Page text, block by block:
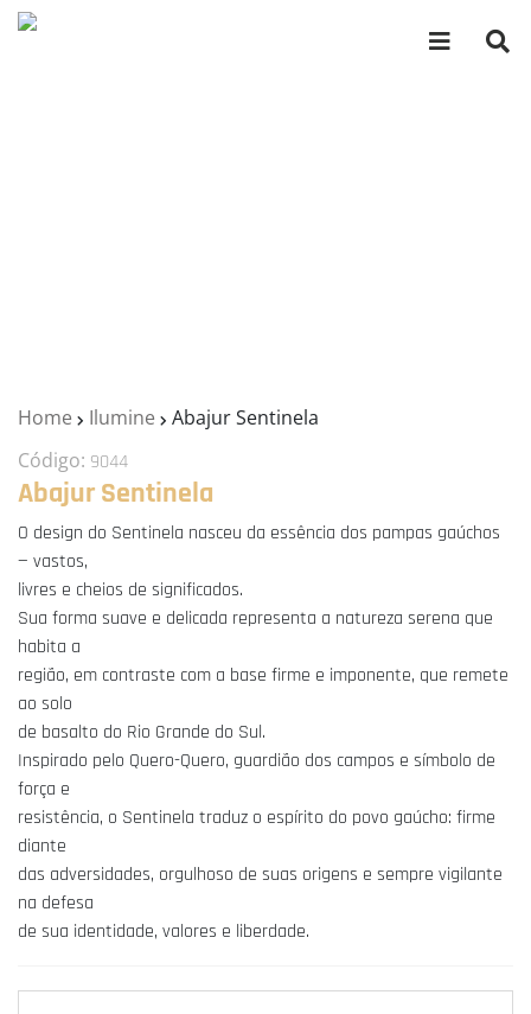
Home Ilumine
Abajur Sentinela
Código: 9044
Abajur Sentinela
O design do Sentinela nasceu da essência dos pampas gaúchos
— vastos,
livres e cheios de significados.
Sua forma suave e delicada representa a natureza serena que
habita a
região, em contraste com a base firme e imponente, que remete
ao solo
de basalto do Rio Grande do Sul.
Inspirado pelo Quero-Quero, guardião dos campos e símbolo de
força e
resistência, o Sentinela traduz o espírito do povo gaúcho: firme
diante
das adversidades, orgulhoso de suas origens e sempre vigilante
na defesa
de sua identidade, valores e liberdade.